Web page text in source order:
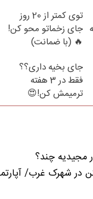
توی کمتر از 20 روز
جای زخماتو محو کن!
🔥 (با ضمانت)
جای بخیه داری؟؟
فقط در 3 هفته
ترمیمش کن!😍
مجیدیه چند؟